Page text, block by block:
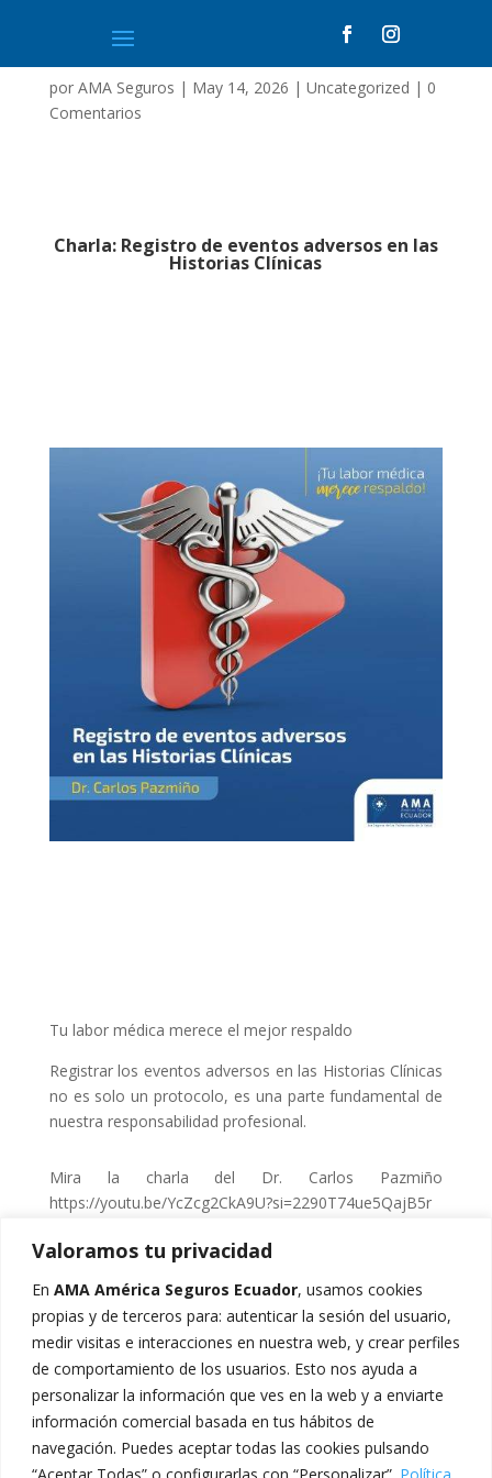
Valoramos tu privacidad
En AMA América Seguros Ecuador, usamos cookies
propias y de terceros para: autenticar la sesión del usuario,
medir visitas e interacciones en nuestra web, y crear perfiles
de comportamiento de los usuarios. Esto nos ayuda a
personalizar la información que ves en la web y a enviarte
información comercial basada en tus hábitos de
navegación. Puedes aceptar todas las cookies pulsando
“Aceptar Todas” o configurarlas con “Personalizar”. Política
por AMA Seguros | May 14, 2026 | Uncategorized | 0
Comentarios
Charla: Registro de eventos adversos en las
Historias Clínicas
Tu labor médica merece el mejor respaldo
Registrar los eventos adversos en las Historias Clínicas
no es solo un protocolo, es una parte fundamental de
nuestra responsabilidad profesional.
Mira la charla del Dr. Carlos Pazmiño
https://youtu.be/YcZcg2CkA9U?si=2290T74ue5QajB5r
Recent Posts